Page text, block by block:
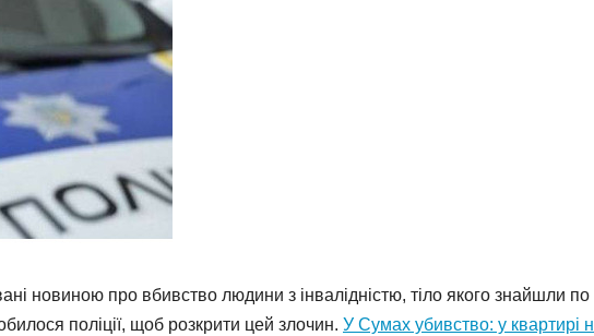
новиною про вбивство людини з інвалідністю, тіло якого знайшли по
поліції, щоб розкрити цей злочин. У Сумах убивство: у квартирі